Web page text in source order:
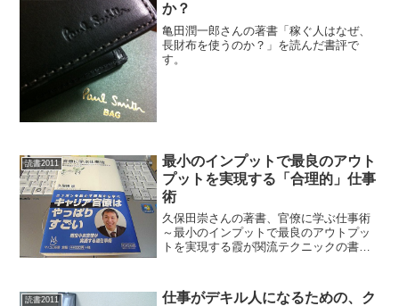
か？
亀田潤一郎さんの著書「稼ぐ人はなぜ、
長財布を使うのか？」を読んだ書評で
す。
読書2011
最小のインプットで最良のアウト
プットを実現する「合理的」仕事
術
久保田崇さんの著書、官僚に学ぶ仕事術
～最小のインプットで最良のアウトプッ
トを実現する霞が関流テクニックの書評
読書2011
仕事がデキル人になるための、ク